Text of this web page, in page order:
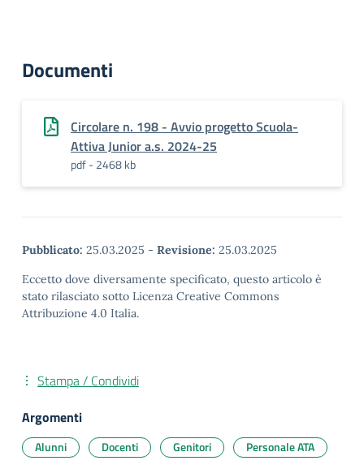
Documenti
Circolare n. 198 - Avvio progetto Scuola-
Attiva Junior a.s. 2024-25
pdf - 2468 kb
Pubblicato: 25.03.2025 - Revisione: 25.03.2025
Eccetto dove diversamente specificato, questo articolo è
stato rilasciato sotto Licenza Creative Commons
Attribuzione 4.0 Italia.
Stampa / Condividi
Argomenti
Alunni Docenti Genitori Personale ATA